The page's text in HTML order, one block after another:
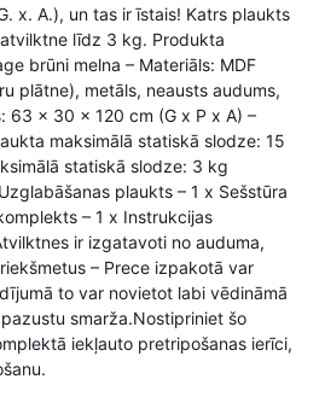
x. A.), un tas ir īstais! Katrs plaukts
līdz 3 kg. Produkta
brūni melna – Materiāls: MDF
plātne), metāls, neausts audums,
63 x 30 x 120 cm (G x P x A) –
maksimālā statiskā slodze: 15
statiskā slodze: 3 kg
plaukts – 1 x Sešstūra
– 1 x Instrukcijas
ir izgatavoti no auduma,
– Prece izpakotā var
to var novietot labi vēdināmā
smarža.Nostipriniet šo
iekļauto pretripošanas ierīci,